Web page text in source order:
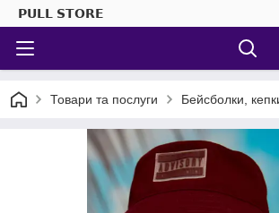
𝗣𝗨𝗟𝗟 𝗦𝗧𝗢𝗥𝗘
Товари та послуги Бейсболки,